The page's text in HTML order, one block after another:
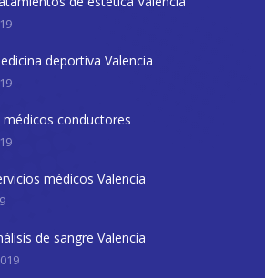
deportiva Valencia
conductores
médicos Valencia
de sangre Valencia